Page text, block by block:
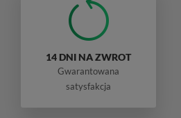
14 DNI NA ZWROT
Gwarantowana
satysfakcja